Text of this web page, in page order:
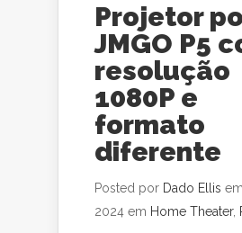
Projetor
JMGO P5
resolução
1080P e
formato
diferente
Posted por Dado Ellis
2024 em Home Theater,